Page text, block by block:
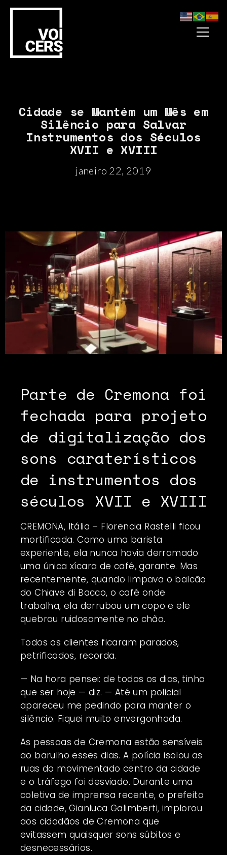
Cidade se Mantém um Mês em
Silêncio para Salvar
Instrumentos dos Séculos
XVII e XVIII
janeiro 22, 2019
Parte de Cremona foi
fechada para projeto
de digitalização dos
sons caraterísticos
de instrumentos dos
séculos XVII e XVIII
CREMONA, Itália – Florencia Rastelli ficou
mortificada. Como uma barista
experiente, ela nunca havia derramado
uma única xícara de café, garante. Mas
recentemente, quando limpava o balcão
do Chiave di Bacco, o café onde
trabalha, ela derrubou um copo e ele
quebrou ruidosamente no chão.
Todos os clientes ficaram parados,
petrificados, recorda.
— Na hora pensei: de todos os dias, tinha
que ser hoje — diz. — Até um policial
apareceu me pedindo para manter o
silêncio. Fiquei muito envergonhada.
As pessoas de Cremona estão sensíveis
ao barulho esses dias. A polícia isolou as
ruas do movimentado centro da cidade
e o tráfego foi desviado. Durante uma
coletiva de imprensa recente, o prefeito
da cidade, Gianluca Galimberti, implorou
aos cidadãos de Cremona que
evitassem quaisquer sons súbitos e
desnecessários.